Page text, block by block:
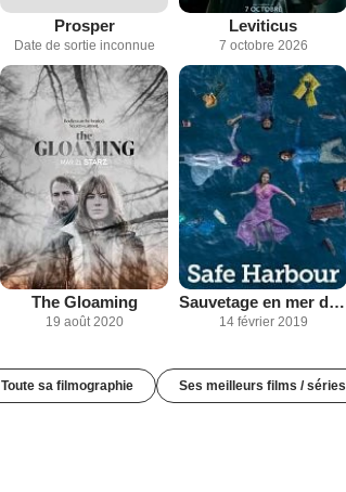
Prosper
Date de sortie inconnue
Leviticus
7 octobre 2026
The Gloaming
19 août 2020
Sauvetage en mer de Timor
14 février 2019
Toute sa filmographie Ses meilleurs films / séries